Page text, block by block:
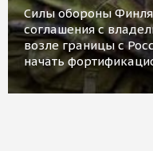
Силы обороны
соглашения с
возле границы с
начать